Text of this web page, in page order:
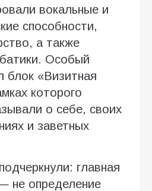
вокальные и
способности,
а также
Особый
блок «Визитная
которого
о себе, своих
и заветных
главная
не определение